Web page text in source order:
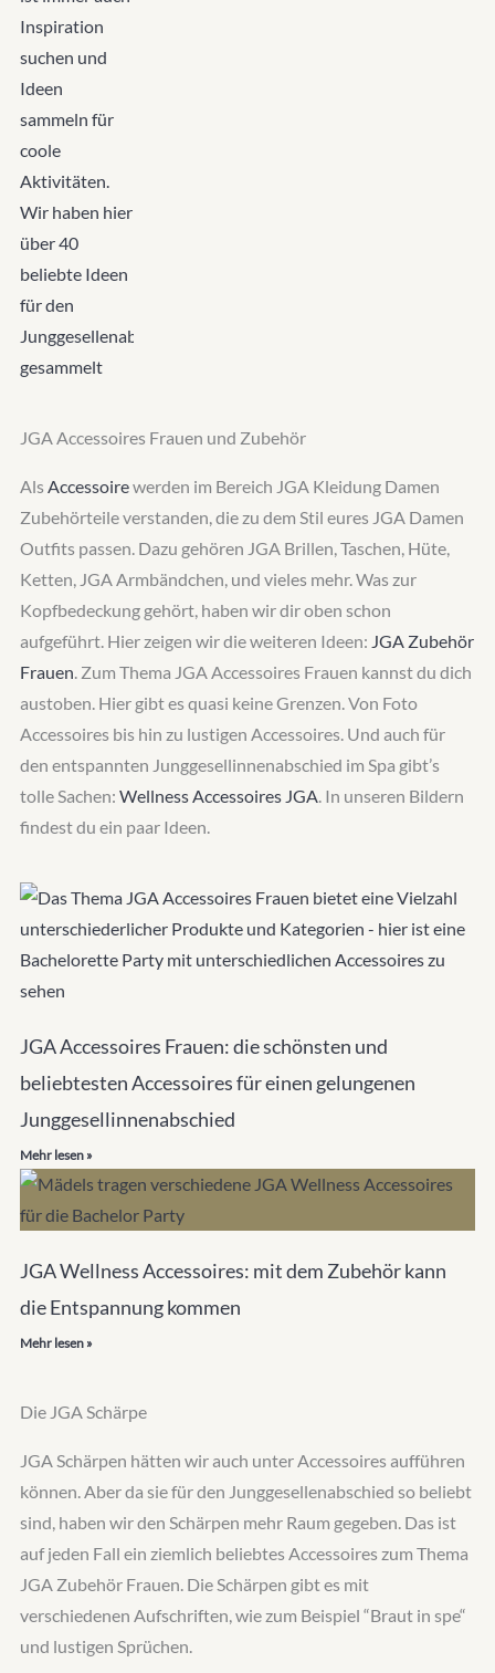
JGA Accessoires Frauen und Zubehör
AlsAccessoirewerden im Bereich JGA Kleidung Damen
Zubehörteile verstanden, die zu dem Stil eures JGA Damen
Outfits passen. Dazu gehören JGA Brillen, Taschen, Hüte,
Ketten, JGA Armbändchen, und vieles mehr. Was zur
Kopfbedeckung gehört, haben wir dir oben schon
aufgeführt. Hier zeigen wir die weiteren Ideen: JGA Zubehör
Frauen. Zum Thema JGA Accessoires Frauen kannst du dich
austoben. Hier gibt es quasi keine Grenzen. Von Foto
Accessoires bis hin zu lustigen Accessoires. Und auch für
den entspannten Junggesellinnenabschied im Spa gibt’s
tolle Sachen:Wellness Accessoires JGA. In unseren Bildern
findest du ein paar Ideen.
JGA Accessoires Frauen: die schönsten und
beliebtesten Accessoires für einen gelungenen
Junggesellinnenabschied
Mehr lesen »
JGA Wellness Accessoires: mit dem Zubehör kann
die Entspannung kommen
Mehr lesen »
Die JGA Schärpe
JGA Schärpen hätten wir auch unter Accessoires aufführen
können. Aber da sie für den Junggesellenabschied so beliebt
sind, haben wir den Schärpen mehr Raum gegeben. Das ist
auf jeden Fall ein ziemlich beliebtes Accessoires zum Thema
JGA Zubehör Frauen. Die Schärpen gibt es mit
verschiedenen Aufschriften, wie zum Beispiel “Braut in spe“
und lustigen Sprüchen.